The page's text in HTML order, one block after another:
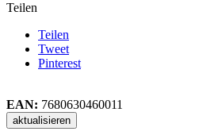
Teilen
Teilen
Tweet
Pinterest
EAN: 7680630460011